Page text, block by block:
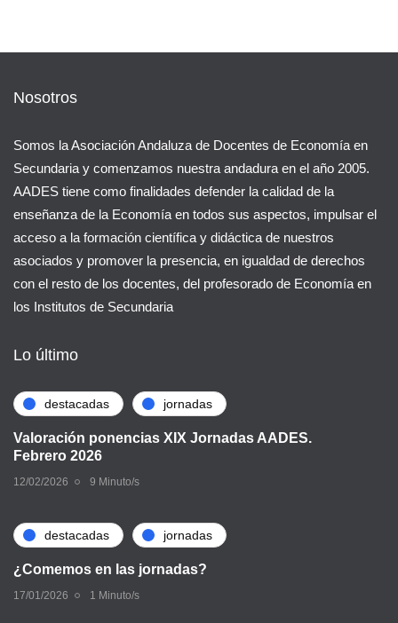
Nosotros
Somos la Asociación Andaluza de Docentes de Economía en
Secundaria y comenzamos nuestra andadura en el año 2005.
AADES tiene como finalidades defender la calidad de la
enseñanza de la Economía en todos sus aspectos, impulsar el
acceso a la formación científica y didáctica de nuestros
asociados y promover la presencia, en igualdad de derechos
con el resto de los docentes, del profesorado de Economía en
los Institutos de Secundaria
Lo último
destacadas jornadas
Valoración ponencias XIX Jornadas AADES.
Febrero 2026
12/02/2026 9 Minuto/s
destacadas jornadas
¿Comemos en las jornadas?
17/01/2026 1 Minuto/s